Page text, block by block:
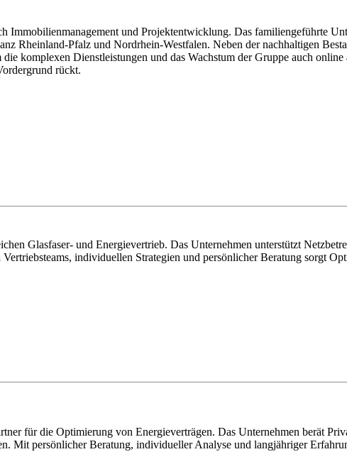
Immobilienmanagement und Projektentwicklung. Das familiengeführte
Rheinland-Pfalz und Nordrhein-Westfalen. Neben der nachhaltigen
komplexen Dienstleistungen und das Wachstum der Gruppe auch
rückt.
Glasfaser- und Energievertrieb. Das Unternehmen unterstützt
individuellen Strategien und persönlicher Beratung sorgt
für die Optimierung von Energieverträgen. Das Unternehmen berät
Mit persönlicher Beratung, individueller Analyse und langjähriger